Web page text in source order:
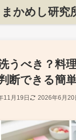
まかめし研究
うべき？料
断できる簡
11月19日 2026年6月20